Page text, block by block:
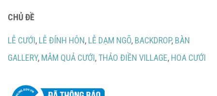
CHỦ ĐỀ
LỄ CƯỚI, LỄ ĐÍNH HÔN, LỄ DẠM NGÕ, BACKDROP, BÀN
GALLERY, MÂM QUẢ CƯỚI,THẢO ĐIỀN VILLAGE, HOA CƯỚI